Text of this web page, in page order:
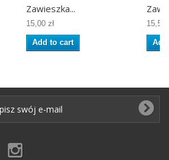
Zawieszka...
15,00 zł
Add to cart
15,50